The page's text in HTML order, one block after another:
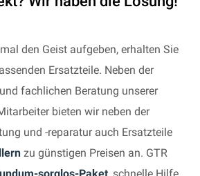
den Geist aufgeben, erhalten Sie
Ersatzteile. Neben der
fachlichen Beratung unserer
bieten wir neben der
und -reparatur auch Ersatzteile
zu günstigen Preisen an. GTR